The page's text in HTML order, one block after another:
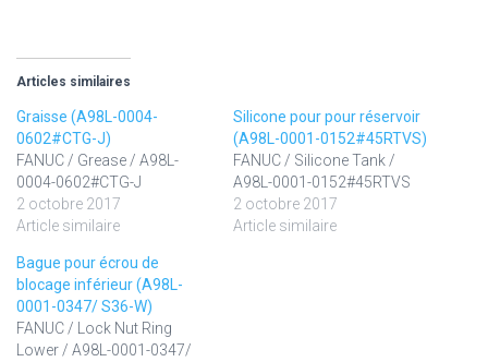
Articles similaires
Graisse (A98L-0004-
0602#CTG-J)
FANUC / Grease / A98L-
0004-0602#CTG-J
2 octobre 2017
Article similaire
Silicone pour pour réservoir
(A98L-0001-0152#45RTVS)
FANUC / Silicone Tank /
A98L-0001-0152#45RTVS
2 octobre 2017
Article similaire
Bague pour écrou de
blocage inférieur (A98L-
0001-0347/ S36-W)
FANUC / Lock Nut Ring
Lower / A98L-0001-0347/